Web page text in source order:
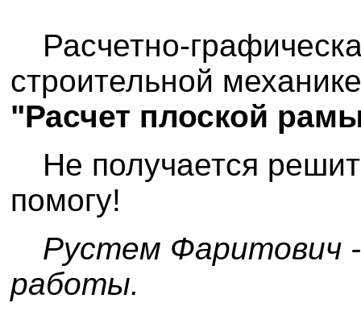
Расчетно-
строительной
"Расчет плоской
Не получается
помогу!
Рустем Фаритович
работы.